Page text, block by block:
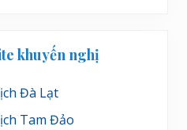
khuyến nghị
Đà Lạt
Tam Đảo